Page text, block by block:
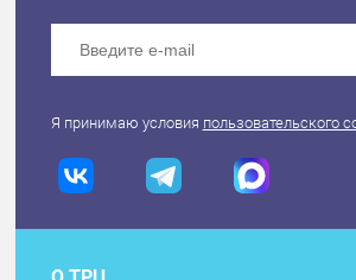
Я принимаю условия пользовательского